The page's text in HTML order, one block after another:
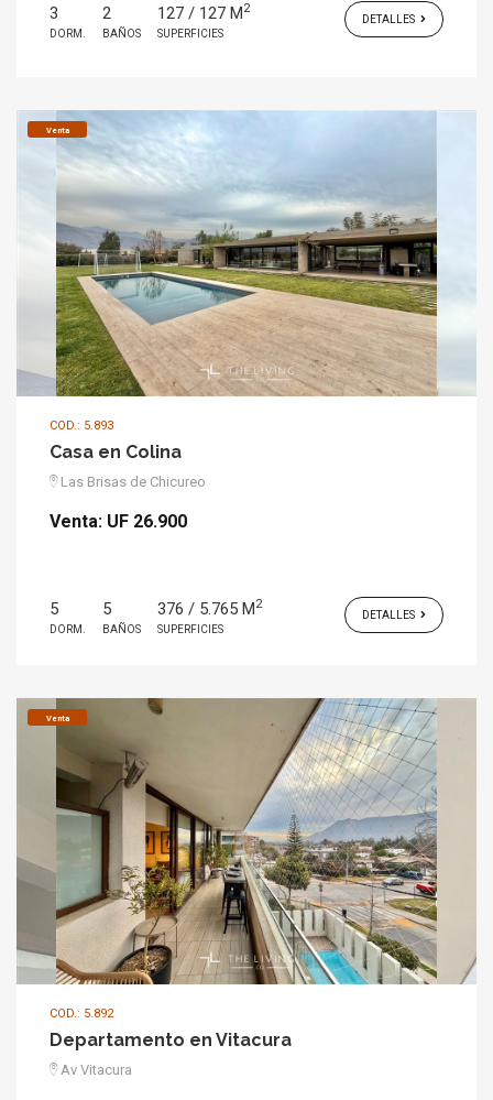
3
DORM.
2
BAÑOS
127 / 127 M2
SUPERFICIES
DETALLES
Venta
COD.: 5.893
Casa en Colina
Las Brisas de Chicureo
Venta: UF 26.900
5
DORM.
5
BAÑOS
376 / 5.765 M2
SUPERFICIES
DETALLES
Venta
COD.: 5.892
Departamento en Vitacura
Av Vitacura